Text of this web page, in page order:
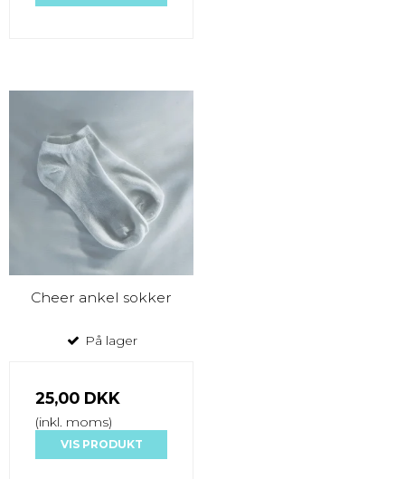
Cheer ankel sokker
På lager
25,00 DKK
(inkl. moms)
VIS PRODUKT